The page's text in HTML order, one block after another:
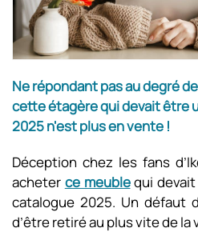
Ne répondant pas au degré
cette étagère qui devait être
2025 n'est plus en vente !
Déception chez les fans
acheter ce meublequi devait
catalogue 2025. Un défaut
d’être retiré au plus vite de la